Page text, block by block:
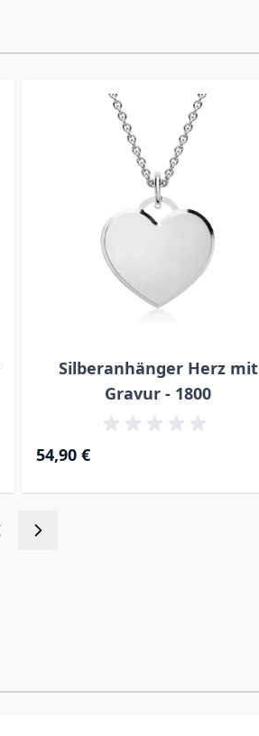
Silberanhänger Herz mit
Gravur - 1800
54,90 €